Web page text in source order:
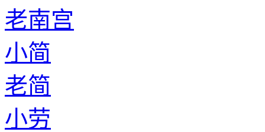
老南宫
小简
老简
小劳